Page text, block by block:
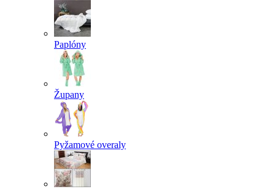
Paplóny
Župany
Pyžamové overaly